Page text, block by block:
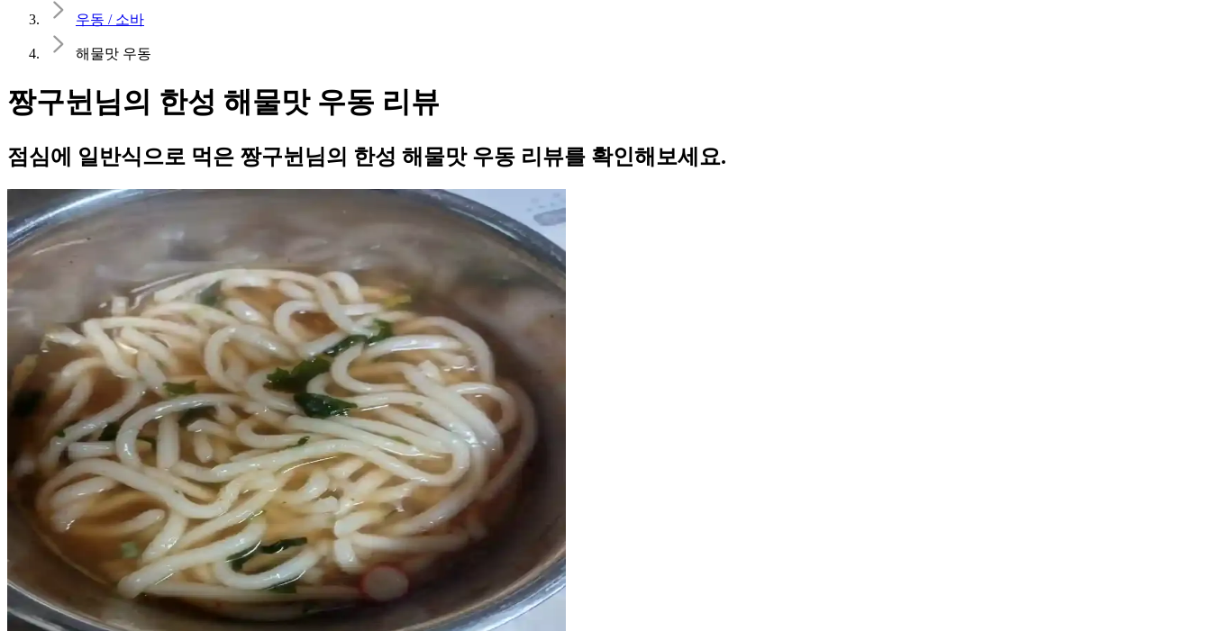
우동 / 소바
해물맛 우동
짱구뉜님의 한성 해물맛 우동 리뷰
점심에 일반식으로 먹은 짱구뉜님의 한성 해물맛 우동 리뷰를 확인해보세요.